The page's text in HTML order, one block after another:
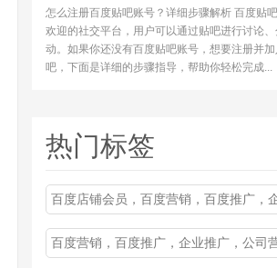
怎么注册百度贴吧账号？详细步骤解析 百度贴
欢迎的社交平台，用户可以通过贴吧进行讨论
动。如果你还没有百度贴吧账号，想要注册并
吧，下面是详细的步骤指导，帮助你轻松完成...
热门标签
百度店铺会员，百度营销，百度推广，
百度营销，百度推广，企业推广，公司